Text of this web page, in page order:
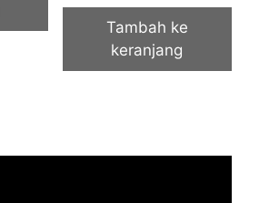
Tambah ke
keranjang